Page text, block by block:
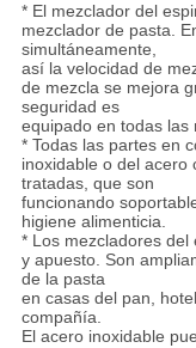
* El mezclador del
mezclador de pasta.
simultáneamente,
así la velocidad de
de mezcla se mejora
seguridad es
equipado en todas las
* Todas las partes en
inoxidable o del acero
tratadas, que son
funcionando
higiene alimenticia.
* Los mezcladores del
y apuesto. Son
de la pasta
en casas del pan,
compañía.
El acero inoxidable